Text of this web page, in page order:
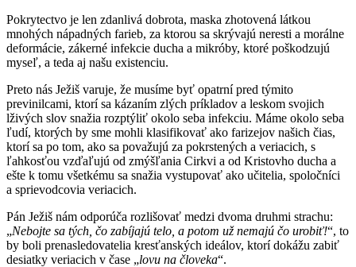
Pokrytectvo je len zdanlivá dobrota, maska zhotovená látkou
mnohých nápadných farieb, za ktorou sa skrývajú neresti a morálne
deformácie, zákerné infekcie ducha a mikróby, ktoré poškodzujú
myseľ, a teda aj našu existenciu.
Preto nás Ježiš varuje, že musíme byť opatrní pred týmito
previnilcami, ktorí sa kázaním zlých príkladov a leskom svojich
lživých slov snažia rozptýliť okolo seba infekciu. Máme okolo seba
ľudí, ktorých by sme mohli klasifikovať ako farizejov našich čias,
ktorí sa po tom, ako sa považujú za pokrstených a veriacich, s
ľahkosťou vzďaľujú od zmýšľania Cirkvi a od Kristovho ducha a
ešte k tomu všetkému sa snažia vystupovať ako učitelia, spoločníci
a sprievodcovia veriacich.
Pán Ježiš nám odporúča rozlišovať medzi dvoma druhmi strachu:
„Nebojte sa tých, čo zabíjajú telo, a potom už nemajú čo urobiť!“, to
by boli prenasledovatelia kresťanských ideálov, ktorí dokážu zabiť
desiatky veriacich v čase „lovu na človeka“.